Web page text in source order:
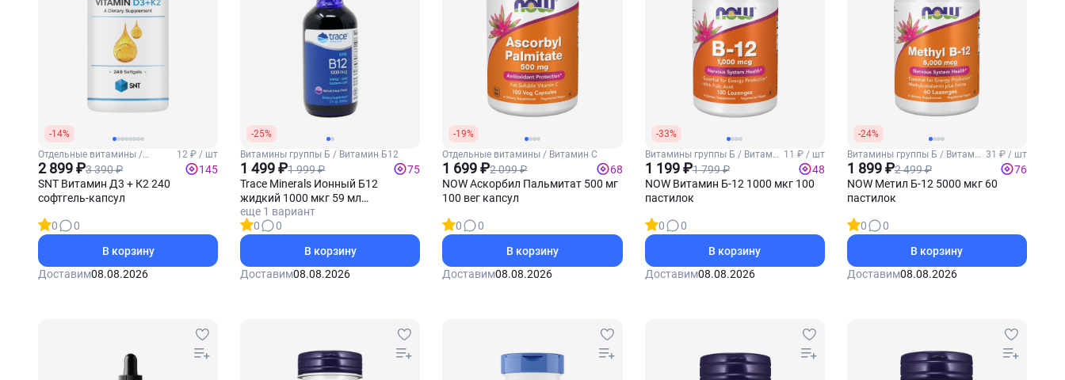
-14%
Отдельные витамины /
Витамины Д3 и К2
12 ₽ / шт
2 899 ₽3 390 ₽
145
SNT Витамин Д3 + К2 240
софтгель-капсул
0
0
В корзину
Доставим08.08.2026
-25%
Витамины группы Б / Витамин Б12
1 499 ₽1 999 ₽
75
Trace Minerals Ионный Б12
жидкий 1000 мкг 59 мл
(Виноград)
еще 1 вариант
0
0
В корзину
Доставим08.08.2026
-19%
Отдельные витамины / Витамин С
1 699 ₽2 099 ₽
68
NOW Аскорбил Пальмитат 500 мг
100 вег капсул
0
0
В корзину
Доставим08.08.2026
-33%
Витамины группы Б / Витамин
Б12
11 ₽ / шт
1 199 ₽1 799 ₽
48
NOW Витамин Б-12 1000 мкг 100
пастилок
0
0
В корзину
Доставим08.08.2026
-24%
Витамины группы Б / Витамин
Б12
31 ₽ / шт
1 899 ₽2 499 ₽
76
NOW Метил Б-12 5000 мкг 60
пастилок
0
0
В корзину
Доставим08.08.2026